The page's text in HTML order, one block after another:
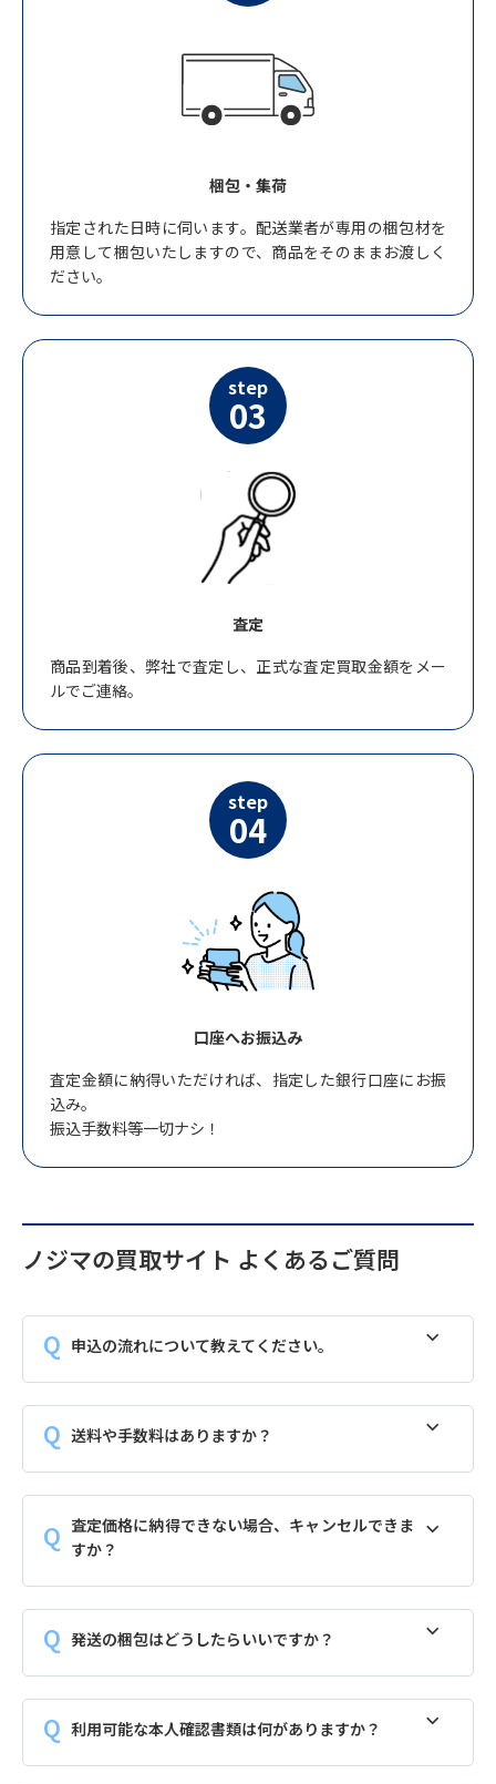
梱包・集荷
指定された日時に伺います。配送業者が専用の梱包材を
用意して梱包いたしますので、商品をそのままお渡しく
ださい。
step
03
査定
商品到着後、弊社で査定し、正式な査定買取金額をメー
ルでご連絡。
step
04
口座へお振込み
査定金額に納得いただければ、指定した銀行口座にお振
込み。
振込手数料等一切ナシ！
ノジマの買取サイト よくあるご質問
申込の流れについて教えてください。
送料や手数料はありますか？
査定価格に納得できない場合、キャンセルできま
すか？
発送の梱包はどうしたらいいですか？
利用可能な本人確認書類は何がありますか？